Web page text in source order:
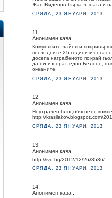
Жан Виденов бърка л..ната и
СРЯДА, 23 ЯНУАРИ, 2013
11.
Анонимен каза...
Комунягите лайняги
последните 25 години и сега
досега награбеното покрай
да ни изсерат едно Белене,
океаните.
СРЯДА, 23 ЯНУАРИ, 2013
12.
Анонимен каза...
Неутрален блог,обяснено
http://krasilakov.blogspot.com/
СРЯДА, 23 ЯНУАРИ, 2013
13.
Анонимен каза...
http://ivo.bg/2012/12/26/8536/
СРЯДА, 23 ЯНУАРИ, 2013
14.
Анонимен каза...